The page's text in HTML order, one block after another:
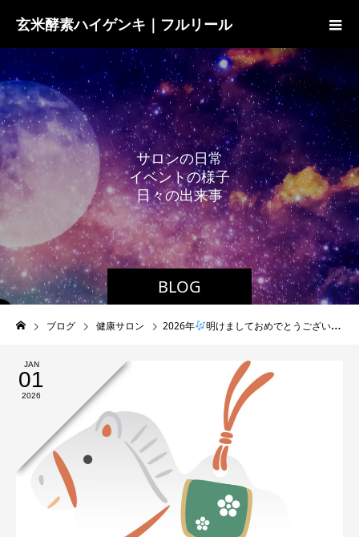
玄米酵素ハイゲンキ｜フルリール
BLOG
サロンの日常
イベン トの様子
日々の出来事
ブログ 健康サロン 2026年 明けましておめでとうございます
JAN
01
2026